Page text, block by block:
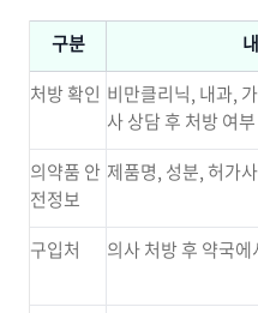
구분
처방 확인 비만클리닉, 내과,
사 상담 후 처방 여
의약품 안
전정보
제품명, 성분, 허가
구입처
의사 처방 후 약국